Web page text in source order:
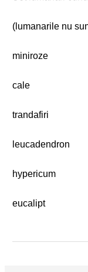
(lumanarile nu
miniroze
cale
trandafiri
leucadendron
hypericum
eucalipt